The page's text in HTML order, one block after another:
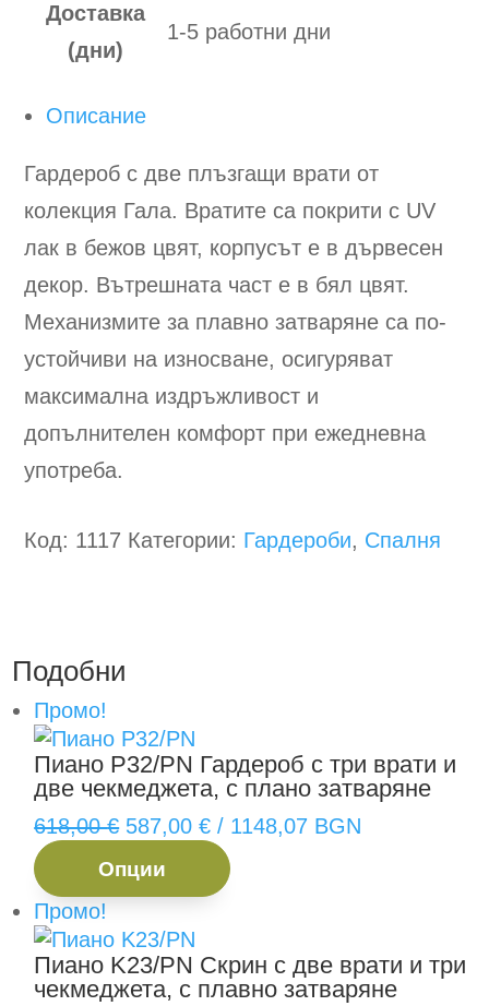
Доставка
(дни)
1-5 работни дни
Описание
Гардероб с две плъзгащи врати от
колекция Гала. Вратите са покрити с UV
лак в бежов цвят, корпусът е в дървесен
декор. Вътрешната част е в бял цвят.
Механизмите за плавно затваряне са по-
устойчиви на износване, осигуряват
максимална издръжливост и
допълнителен комфорт при ежедневна
употреба.
Код: 1117 Категории: Гардероби, Спалня
Подобни
Промо!
Пиано P32/PN Гардероб с три врати и
две чекмеджета, с плано затваряне
618,00€ Original
was:
587,00€ / 1148,07 BGN
Опции
product
variants.
The
Промо!
Пиано K23/PN Скрин с две врати и три
чекмеджета, с плавно затваряне